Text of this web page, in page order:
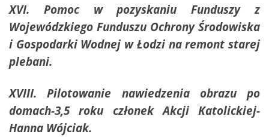
XVI. Pomoc w pozyskaniu Funduszy z
Wojewódzkiego Funduszu Ochrony Środowiska
i Gospodarki Wodnej w Łodzi na remont starej
plebani.
XVIII. Pilotowanie nawiedzenia obrazu po
domach-3,5 roku członek Akcji Katolickiej-
Hanna Wójciak.